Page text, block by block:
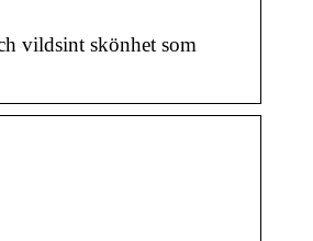
vildsint skönhet som